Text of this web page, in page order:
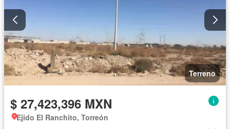
Terreno
$ 27,423,396 MXN
Ejido El Ranchito, Torreón